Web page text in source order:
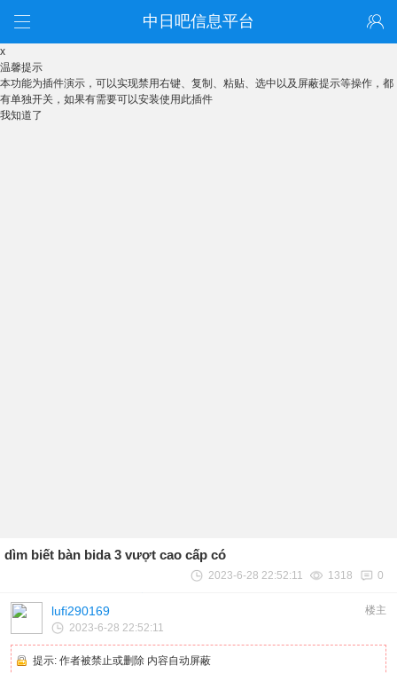
中日吧信息平台
x
温馨提示
本功能为插件演示，可以实现禁用右键、复制、粘贴、选中以及屏蔽提示等操作，都
有单独开关，如果有需要可以安装使用此插件
我知道了
dìm biết bàn bida 3 vượt cao cấp có
2023-6-28 22:52:11 1318 0
lufi290169
楼主
2023-6-28 22:52:11
提示: 作者被禁止或删除 内容自动屏蔽